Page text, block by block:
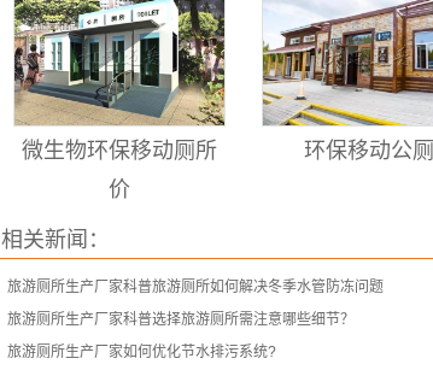
微生物环保移动厕所
价
环保移动公厕
相关新闻：
旅游厕所生产厂家科普旅游厕所如何解决冬季水管防冻问题
旅游厕所生产厂家科普选择旅游厕所需注意哪些细节？
旅游厕所生产厂家如何优化节水排污系统?